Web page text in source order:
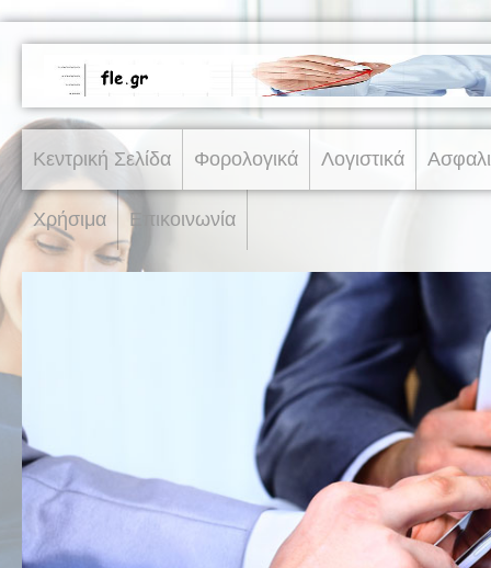
Κεντρική Σελίδα Φορολογικά Λογιστικά
Χρήσιμα Επικοινωνία